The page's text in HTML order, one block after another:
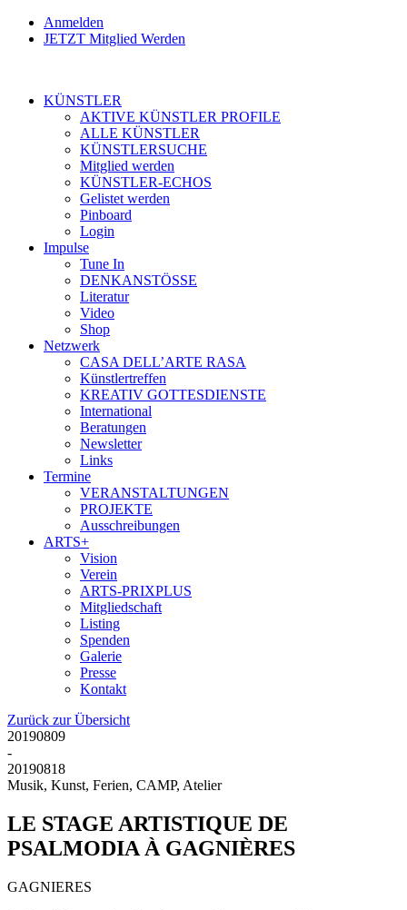
Anmelden
JETZT Mitglied Werden
KÜNSTLER
AKTIVE KÜNSTLER PROFILE
ALLE KÜNSTLER
KÜNSTLERSUCHE
Mitglied werden
KÜNSTLER-ECHOS
Gelistet werden
Pinboard
Login
Impulse
Tune In
DENKANSTÖSSE
Literatur
Video
Shop
Netzwerk
CASA DELL’ARTE RASA
Künstlertreffen
KREATIV GOTTESDIENSTE
International
Beratungen
Newsletter
Links
Termine
VERANSTALTUNGEN
PROJEKTE
Ausschreibungen
ARTS+
Vision
Verein
ARTS-PRIXPLUS
Mitgliedschaft
Listing
Spenden
Galerie
Presse
Kontakt
Zurück zur Übersicht
20190809
-
20190818
Musik, Kunst, Ferien, CAMP, Atelier
LE STAGE ARTISTIQUE DE
PSALMODIA À GAGNIÈRES
GAGNIERES